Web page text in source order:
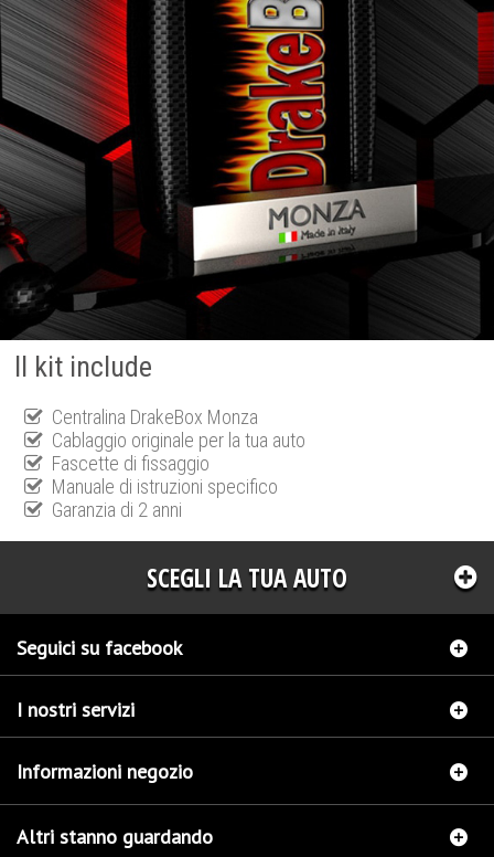
Il kit include
Centralina DrakeBox Monza
Cablaggio originale per la tua auto
Fascette di fissaggio
Manuale di istruzioni specifico
Garanzia di 2 anni
SCEGLI LA TUA AUTO
Seguici su facebook
I nostri servizi
Informazioni negozio
Altri stanno guardando